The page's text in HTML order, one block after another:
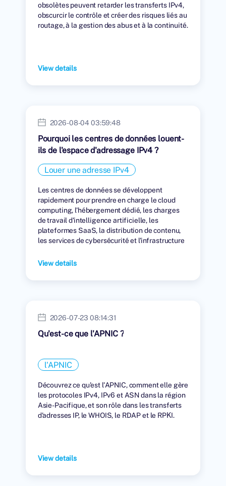
obsolètes peuvent retarder les transferts IPv4,
obscurcir le contrôle et créer des risques liés au
routage, à la gestion des abus et à la continuité.
View details
2026-08-04 03:59:48
Pourquoi les centres de données louent-
ils de l'espace d'adressage IPv4 ?
Louer une adresse IPv4
Les centres de données se développent
rapidement pour prendre en charge le cloud
computing, l'hébergement dédié, les charges
de travail d'intelligence artificielle, les
plateformes SaaS, la distribution de contenu,
les services de cybersécurité et l'infrastructure
View details
2026-07-23 08:14:31
Qu'est-ce que l'APNIC ?
l'APNIC
Découvrez ce qu'est l'APNIC, comment elle gère
les protocoles IPv4, IPv6 et ASN dans la région
Asie-Pacifique, et son rôle dans les transferts
d'adresses IP, le WHOIS, le RDAP et le RPKI.
View details